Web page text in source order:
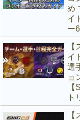
め
イ
ー
イ
選
ョ
ト